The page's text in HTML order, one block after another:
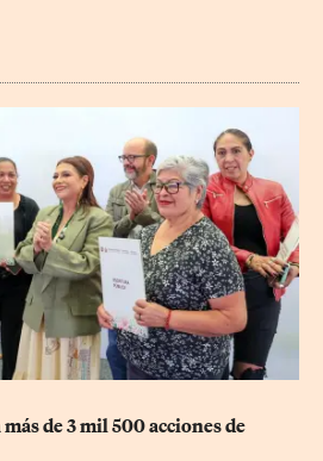
de 3 mil 500 acciones de